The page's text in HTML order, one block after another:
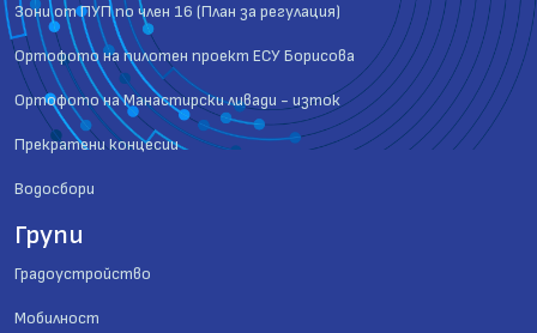
Зони от ПУП по член 16 (План за регулация)
Ортофото на пилотен проект ЕСУ Борисова
Ортофото на Манастирски ливади - изток
Прекратени концесии
Водосбори
Групи
Градоустройство
Мобилност